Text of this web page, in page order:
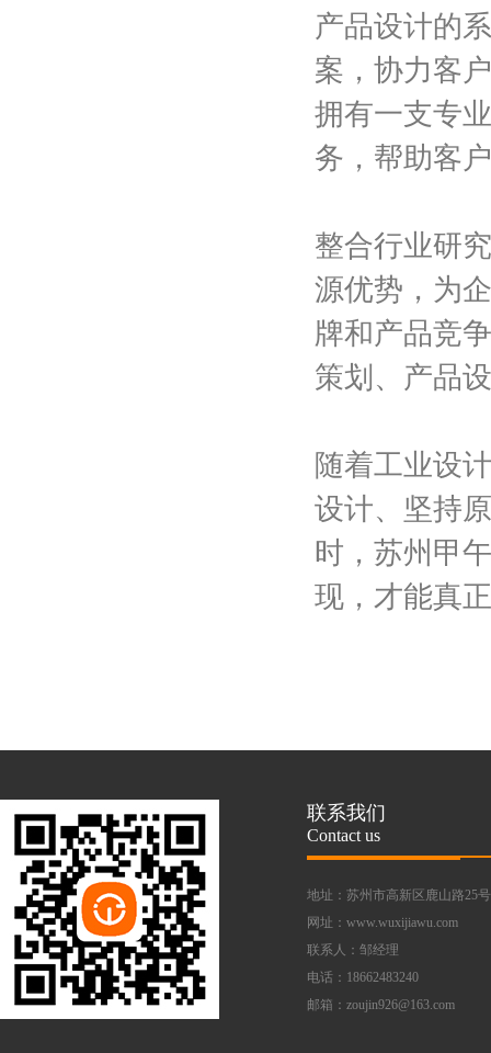
产品设计的
案，协力客
拥有一支专
务，帮助客
整合行业研
源优势，为
牌和产品竞
策划、产品
随着工业设
设计、坚持
时，苏州甲
现，才能真
联系我们
Contact us
地址：苏州市高新区鹿山路25
网址：www.wuxijiawu.com
联系人：邹经理
电话：18662483240
邮箱：zoujin926@163.com